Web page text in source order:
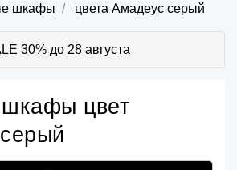
шкафы цвета Амадеус серый
30% до 28 августа
цвет